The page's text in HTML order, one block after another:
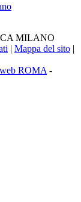
MILANO
| Mappa del sito |
ROMA-